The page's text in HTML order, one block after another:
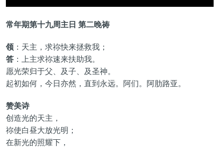
常年期第十九周主日 第二晚祷
领：天主，求祢快来拯救我；
答：上主求祢速来扶助我。
愿光荣归于父、及子、及圣神。
起初如何，今日亦然，直到永远。阿们。阿肋路亚。
赞美诗
创造光的天主，
祢使白昼大放光明；
在新光的照耀下，